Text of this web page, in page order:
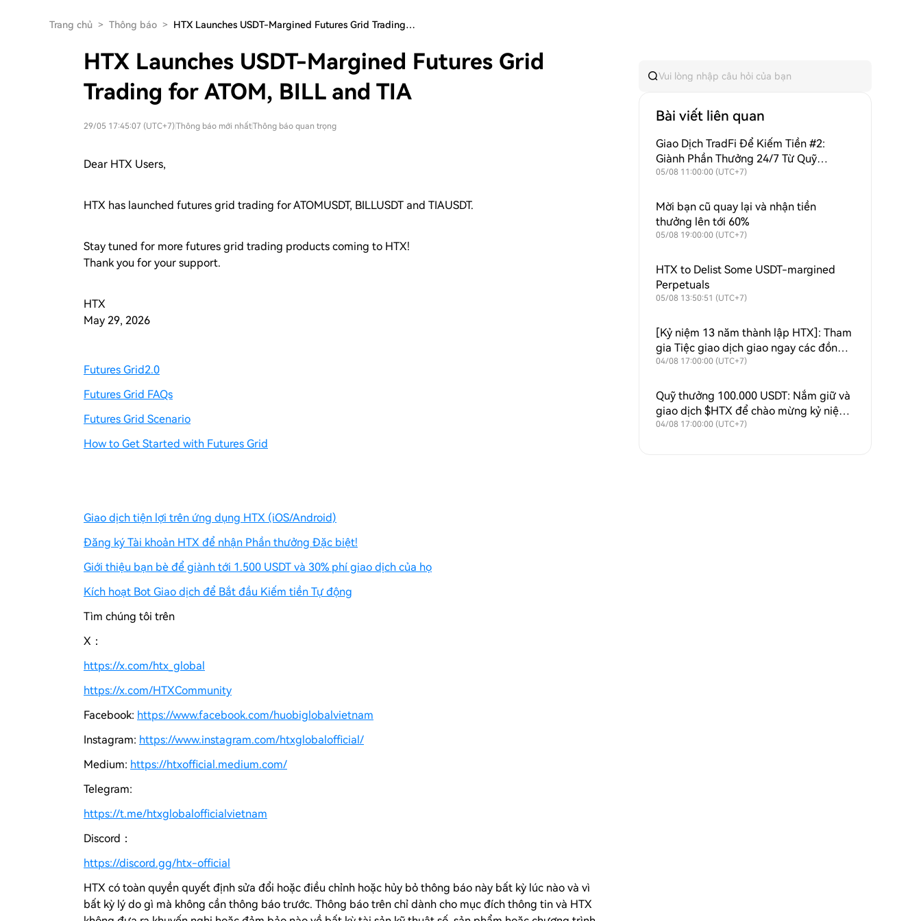
Trang chủ > Thông báo > HTX Launches USDT-Margined Futures Grid Trading…
HTX Launches USDT-Margined Futures Grid
Trading for ATOM, BILL and TIA
29/05 17:45:07 (UTC+7)Thông báo mới nhấtThông báo quan trọng
Dear HTX Users,
HTX has launched futures grid trading for ATOMUSDT, BILLUSDT and TIAUSDT.
Stay tuned for more futures grid trading products coming to HTX!
Thank you for your support.
HTX
May 29, 2026
Futures Grid2.0
Futures Grid FAQs
Futures Grid Scenario
How to Get Started with Futures Grid
Giao dịch tiện lợi trên ứng dụng HTX (iOS/Android)
Đăng ký Tài khoản HTX để nhận Phần thưởng Đặc biệt!
Giới thiệu bạn bè để giành tới 1.500 USDT và 30% phí giao dịch của họ
Kích hoạt Bot Giao dịch để Bắt đầu Kiếm tiền Tự động
Tìm chúng tôi trên
X：
https://x.com/htx_global
https://x.com/HTXCommunity
Facebook: https://www.facebook.com/huobiglobalvietnam
Instagram: https://www.instagram.com/htxglobalofficial/
Medium: https://htxofficial.medium.com/
Telegram:
https://t.me/htxglobalofficialvietnam
Discord：
https://discord.gg/htx-official
HTX có toàn quyền quyết định sửa đổi hoặc điều chỉnh hoặc hủy bỏ thông báo này bất kỳ lúc nào và vì
bất kỳ lý do gì mà không cần thông báo trước. Thông báo trên chỉ dành cho mục đích thông tin và HTX
Bài viết liên quan
Giao Dịch TradFi Để Kiếm Tiền #2:
Giành Phần Thưởng 24/7 Từ Quỹ
Thưởng Hàng Ngày 8.000 USDT + Mua
05/08 11:00:00 (UTC+7)
Mời bạn cũ quay lại và nhận tiền
thưởng lên tới 60%
05/08 19:00:00 (UTC+7)
HTX to Delist Some USDT-margined
Perpetuals
05/08 13:50:51 (UTC+7)
[Kỷ niệm 13 năm thành lập HTX]: Tham
gia Tiệc giao dịch giao ngay các đồng
tiền kỹ thuật số nổi bật và chia sẻ
04/08 17:00:00 (UTC+7)
Quỹ thưởng 100.000 USDT: Nắm giữ và
giao dịch $HTX để chào mừng kỷ niệm
13 năm thành lập HTX
04/08 17:00:00 (UTC+7)